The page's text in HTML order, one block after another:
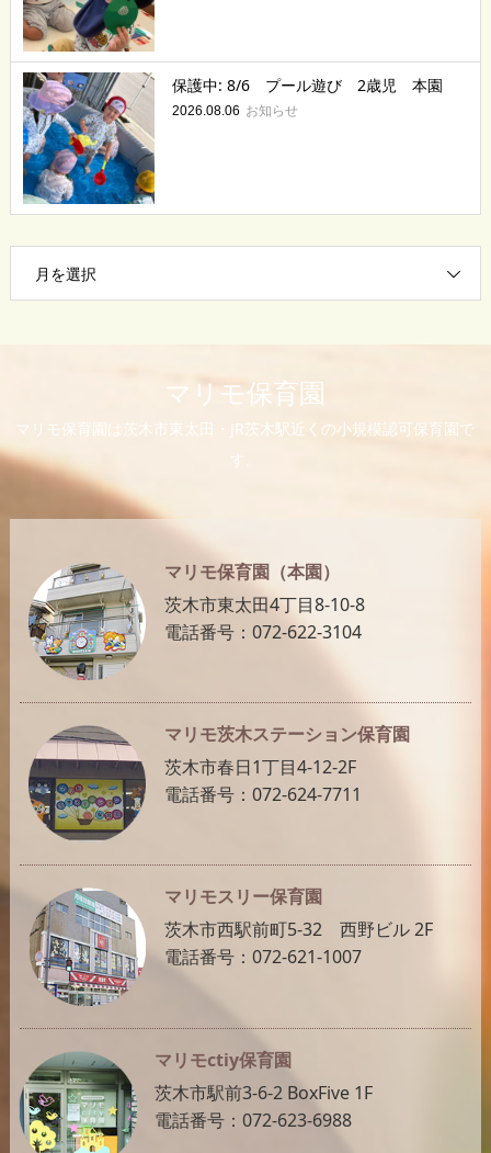
保護中: 8/6 プール遊び 2歳児 本園
2026.08.06 お知らせ
月を選択
マリモ保育園
マリモ保育園は茨木市東太田・JR茨木駅近くの小規模認可保育園で
す。
マリモ保育園（本園）
茨木市東太田4丁目8-10-8
電話番号：072-622-3104
マリモ茨木ステーション保育園
茨木市春日1丁目4-12-2F
電話番号：072-624-7711
マリモスリー保育園
茨木市西駅前町5-32 西野ビル 2F
電話番号：072-621-1007
マリモctiy保育園
茨木市駅前3-6-2 BoxFive 1F
電話番号：072-623-6988